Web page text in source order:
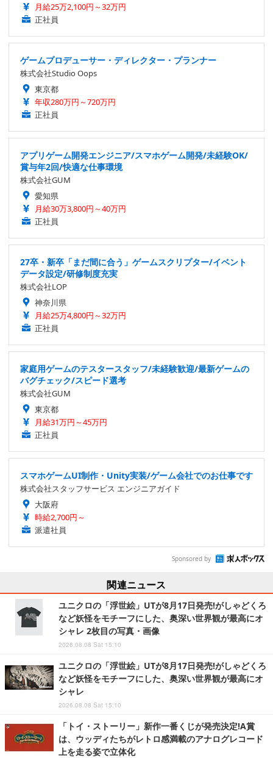
月給25万2,100円～32万円
正社員
ゲームプロデューサー・ディレクター・プランナー
株式会社Studio Oops
東京都
年収280万円～720万円
正社員
アプリゲーム開発エンジニア/スマホゲーム開発/未経験OK/
賞与年2回/快適な仕事環境
株式会社GUM
愛知県
月給30万3,800円～40万円
正社員
27卒・新卒「まだ間に合う」ゲームスクリプター/イベント
データ設定/研修制度充実
株式会社LOP
神奈川県
月給25万4,800円～32万円
正社員
家庭用ゲームのテスタースタッフ/未経験歓迎/最新ゲームの
バグチェック/スピード選考
株式会社GUM
東京都
月給31万円～45万円
正社員
スマホゲームUI制作・Unity実装/ゲーム会社でのお仕事です
株式会社スタッフサービス エンジニアガイド
大阪府
時給2,700円～
派遣社員
Sponsored by
関連ニュース
ユニクロの「浮世絵」UTが8月17日発売!がしゃどくろ
など妖怪をモチーフにした、奥深い世界観が最高にオ
シャレ 2枚目の写真・画像
2026.08.08 Sat 15:10
ユニクロの「浮世絵」UTが8月17日発売!がしゃどくろ
など妖怪をモチーフにした、奥深い世界観が最高にオ
シャレ
2026.08.08 Sat 15:10
「トイ・ストーリー」新作一番くじが発売決定!A賞
は、ウッディたちがレトロ感満載のアナログレコード
上を走る姿で立体化